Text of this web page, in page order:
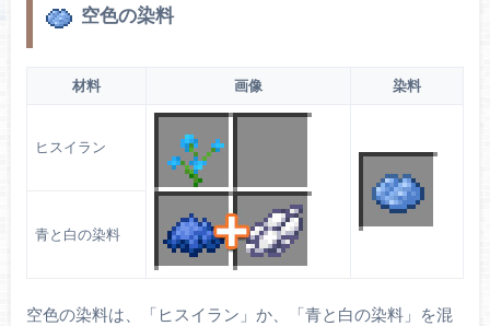
砂漠に多く生成されます。荒野（メサ）でも生成
空色の染料
材料 画像 染料
ヒスイラン
青と白の染料
空色の染料は、「ヒスイラン」か、「青と白の染料」を混